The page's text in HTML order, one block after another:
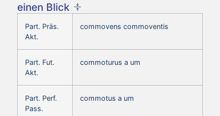
einen Blick
Part. Präs.
Akt.
commovens commoventis
Part. Fut.
Akt.
commoturus a um
Part. Perf.
Pass.
commotus a um